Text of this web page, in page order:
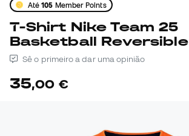
Até105 Member Points
T-Shirt Nike Team 25
Basketball Reversible
Sê o primeiro a dar uma opinião
35,00 €